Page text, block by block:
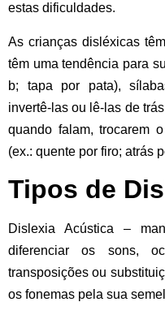
estas dificuldades.
As crianças disléxicas
têm uma tendência para
b; tapa por pata),
invertê-las ou lê-las de
quando falam, trocarem
(ex.: quente por firo; atrás
Tipos de
Dislexia Acústica –
diferenciar os sons,
transposições ou
os fonemas pela sua